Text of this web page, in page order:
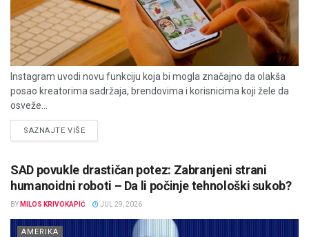
Instagram uvodi novu funkciju koja bi mogla značajno da olakša
posao kreatorima sadržaja, brendovima i korisnicima koji žele da
osveže...
SAZNAJTE VIŠEDETAILS
SAD povukle drastičan potez: Zabranjeni strani
humanoidni roboti – Da li počinje tehnološki sukob?
BY MILOS KRIVOKAPIĆ JUL 29, 2026
AMERIKA